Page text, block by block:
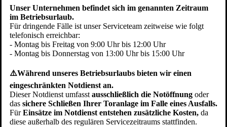
Unser Unternehmen befindet sich im genannten Zeitraum
im Betriebsurlaub.
Für dringende Fälle ist unser Serviceteam zeitweise wie folgt
telefonisch erreichbar:
- Montag bis Freitag von 9:00 Uhr bis 12:00 Uhr
- Montag bis Donnerstag von 13:00 Uhr bis 15:00 Uhr
⚠️Während unseres Betriebsurlaubs bieten wir einen
eingeschränkten Notdienst an.
Dieser Notdienst umfasstausschließlich die Notöffnung oder
das sichere Schließen Ihrer Toranlage im Falle eines Ausfalls.
FürEinsätze im Notdienst entstehen zusätzliche Kosten, da
diese außerhalb des regulären Servicezeitraums stattfinden.
Häufig besucht:
Garagentor Kaufberatung
Torsysteme im Vergleich
Modernisieren
Garagentor Bildgalerie
Ersatzteile bestellen
Arbeiten bei Pfullendorfer
Auf Google werden wir mit Ø 4.0 Sternen bei 110 Rezensionen
bewertet.